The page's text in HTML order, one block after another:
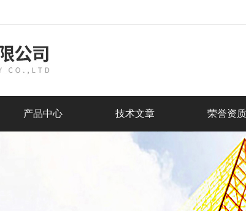
产品中心 技术文章 荣誉资质